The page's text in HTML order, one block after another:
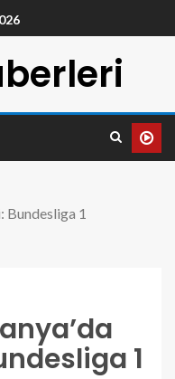
Bundesliga 1
1